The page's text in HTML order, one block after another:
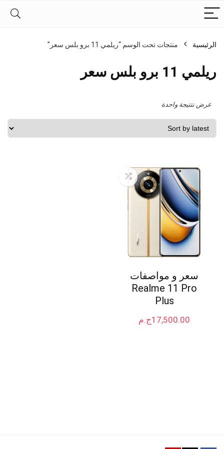
الرئيسية منتجات تحت الوسم “ريلمي 11 برو بلس سعر”
ريلمي 11 برو بلس سعر
عرض نتتيجة واحدة
سعر و مواصفات
Realme 11 Pro
Plus
ج.م17,500.00